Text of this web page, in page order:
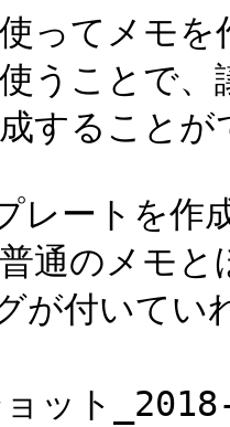
ってメモを
うことで
することが
レートを作
通のメモと
付いてい
ョット